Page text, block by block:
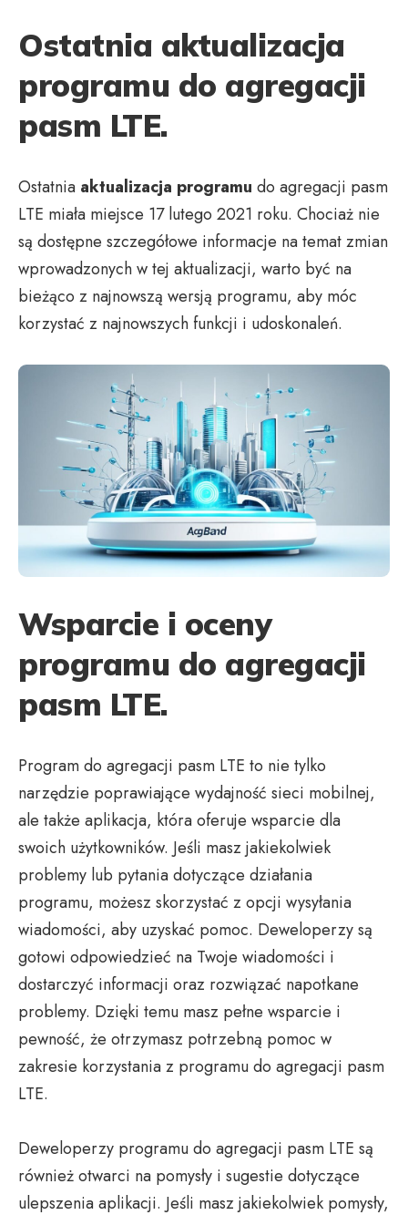
Ostatnia aktualizacja
programu do agregacji
pasm LTE.
Ostatnia aktualizacja programu do agregacji pasm
LTE miała miejsce 17 lutego 2021 roku. Chociaż nie
są dostępne szczegółowe informacje na temat zmian
wprowadzonych w tej aktualizacji, warto być na
bieżąco z najnowszą wersją programu, aby móc
korzystać z najnowszych funkcji i udoskonaleń.
Wsparcie i oceny
programu do agregacji
pasm LTE.
Program do agregacji pasm LTE to nie tylko
narzędzie poprawiające wydajność sieci mobilnej,
ale także aplikacja, która oferuje wsparcie dla
swoich użytkowników. Jeśli masz jakiekolwiek
problemy lub pytania dotyczące działania
programu, możesz skorzystać z opcji wysyłania
wiadomości, aby uzyskać pomoc. Deweloperzy są
gotowi odpowiedzieć na Twoje wiadomości i
dostarczyć informacji oraz rozwiązać napotkane
problemy. Dzięki temu masz pełne wsparcie i
pewność, że otrzymasz potrzebną pomoc w
zakresie korzystania z programu do agregacji pasm
LTE.
Deweloperzy programu do agregacji pasm LTE są
również otwarci na pomysły i sugestie dotyczące
ulepszenia aplikacji. Jeśli masz jakiekolwiek pomysły,